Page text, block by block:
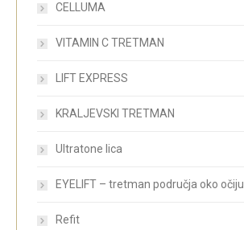
CELLUMA
VITAMIN C TRETMAN
LIFT EXPRESS
KRALJEVSKI TRETMAN
Ultratone lica
EYELIFT – tretman područja oko očiju
Refit